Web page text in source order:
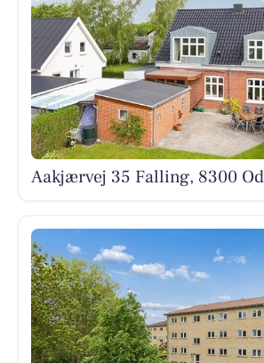
Aakjærvej 35 Falling, 8300